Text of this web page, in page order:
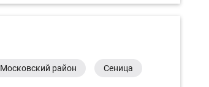
Московский район Сеница